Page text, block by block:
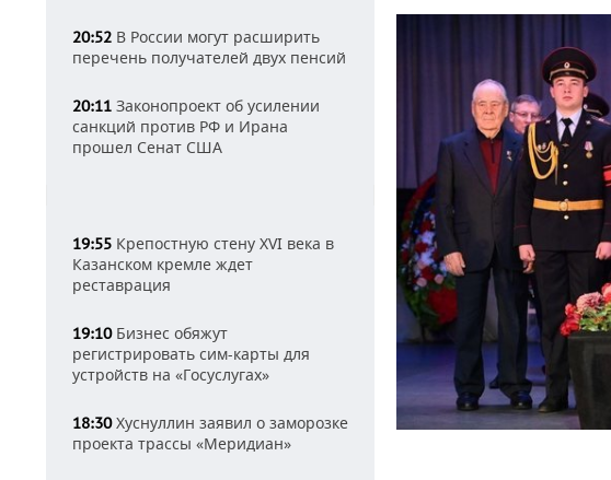
20:52 В России могут расширить
перечень получателей двух пенсий
20:11 Законопроект об усилении
санкций против РФ и Ирана
прошел Сенат США
19:55 Крепостную стену XVI века в
Казанском кремле ждет
реставрация
19:10Бизнес обяжут
регистрировать сим-карты для
устройств на «Госуслугах»
18:30Хуснуллин заявил о заморозке
проекта трассы «Меридиан»